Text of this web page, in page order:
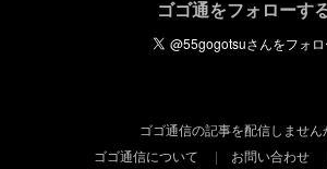
ゴゴ通をフォローす
ゴゴ通信の記事を配信しません
ゴゴ通信について
お問い合わせ